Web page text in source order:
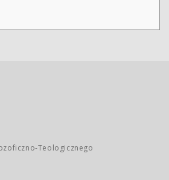
Teologicznego